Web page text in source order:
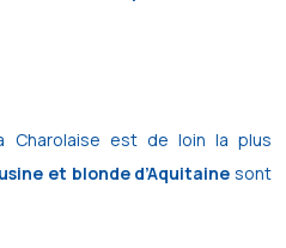
Charolaise est de loin la plus
et blonde d’Aquitaine sont